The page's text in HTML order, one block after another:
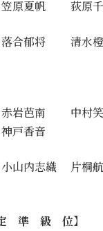
夏帆 荻原千
郁将 清水橙
岩芭南 中村笑
香音
内志織 片桐
準 級 位】